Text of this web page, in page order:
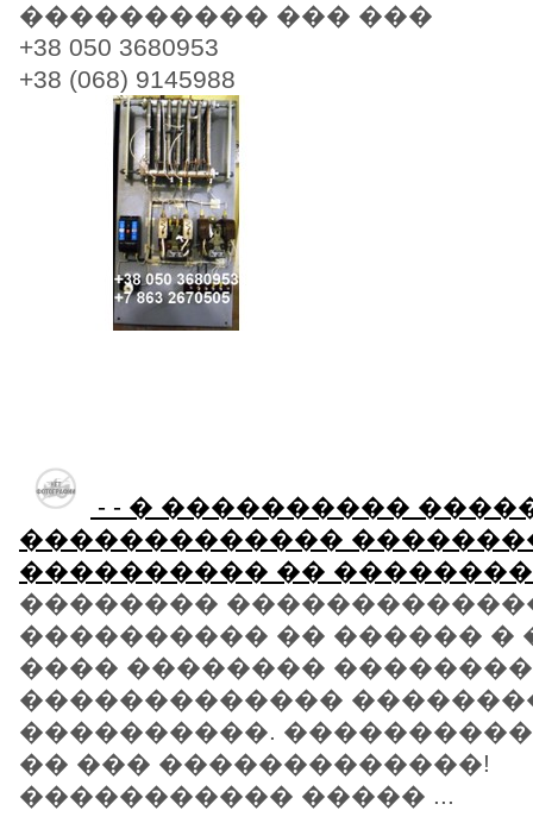
���������� ��� ���
+38 050 3680953
+38 (068) 9145988
- - � ����������
�������������
���������� ��
��������
���������� �� ������ �
���� ��������
�������������
����������.
�� ��� �������������!
����������� ����� ...